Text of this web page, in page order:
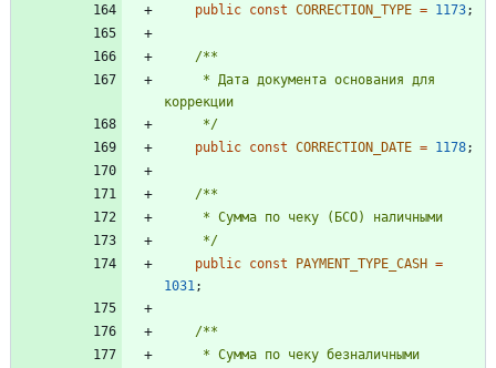
public const CORRECTION_TYPE = 1173;
     */
public const CORRECTION_DATE = 1178;
     */
public const PAYMENT_TYPE_CASH =
1031;